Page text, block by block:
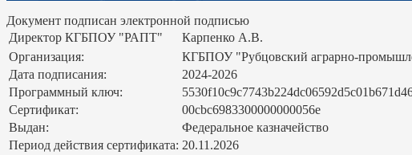
Документ подписан электронной подписью
Директор КГБПОУ "РАПТ"
Карпенко А.В.
Организация:
КГБПОУ "Рубцовский аграрно-
Дата подписания:
2024-2026
Программный ключ:
Сертификат:
00cbc6983300000000056e
Выдан:
Федеральное казначейство
Период действия сертификата: 20.11.2026